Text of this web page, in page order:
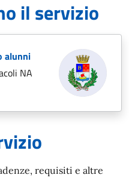
il servizio
alunni
NA
requisiti e altre